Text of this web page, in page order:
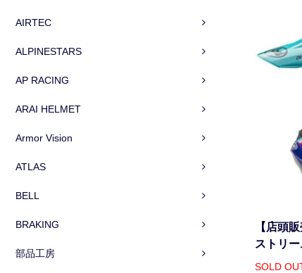
AIRTEC
ALPINESTARS
AP RACING
ARAI HELMET
Armor Vision
ATLAS
BELL
BRAKING
部品工房
【店頭
ストリ
SOLD